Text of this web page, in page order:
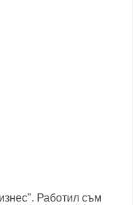
Работил съм